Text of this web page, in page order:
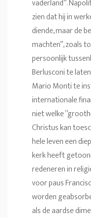
vaderland”.
zien dat hij in
diende, maar de
machten”, zoals
persoonlijk
Berlusconi te
Mario Monti te
internationale
niet welke
Christus kan
hele leven een
kerk heeft
redeneren in
voor paus
worden
als de aardse